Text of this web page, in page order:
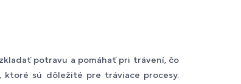
potravu a pomáhať pri trávení, čo
ktoré sú dôležité pre tráviace procesy.